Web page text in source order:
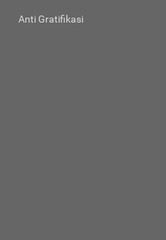
Anti Gratifikasi